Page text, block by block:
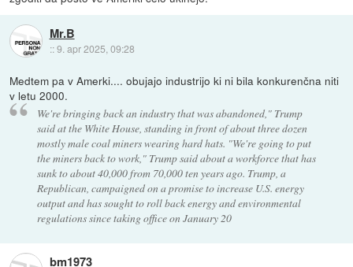
Mr.B
::9. apr 2025, 09:28
Medtem pa v Amerki.... obujajo industrijo ki ni bila konkurenčna niti
v letu 2000.
We're bringing back an industry that was abandoned," Trump
said at the White House, standing in front of about three dozen
mostly male coal miners wearing hard hats. "We're going to put
the miners back to work," Trump said about a workforce that has
sunk to about 40,000 from 70,000 ten years ago. Trump, a
Republican, campaigned on a promise to increase U.S. energy
output and has sought to roll back energy and environmental
regulations since taking office on January 20
bm1973